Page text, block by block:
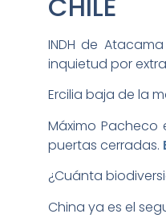
INDH de
inquietud por
Ercilia baja de la
Máximo
puertas cerradas.­
¿Cuánta
China ya es el